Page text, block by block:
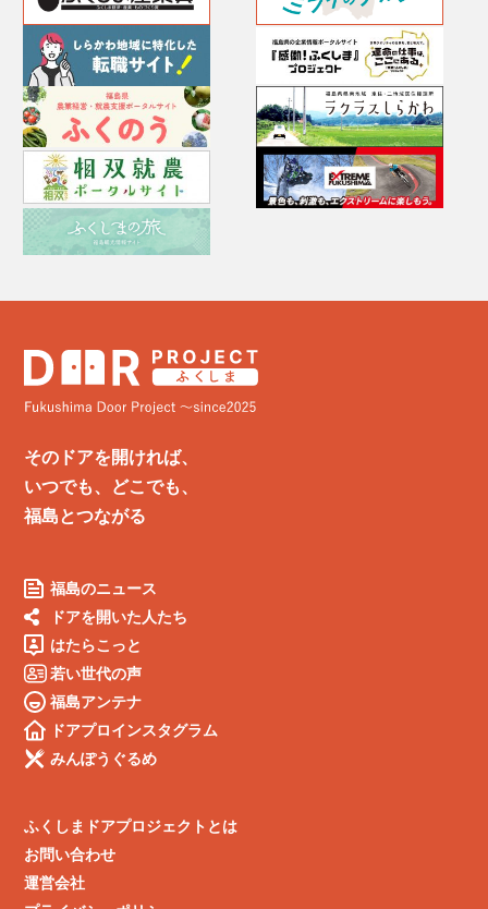
そのドアを開ければ、
いつでも、どこでも、
福島とつながる
福島のニュース
ドアを開いた人たち
はたらこっと
若い世代の声
福島アンテナ
ドアプロインスタグラム
みんぽうぐるめ
ふくしまドアプロジェクトとは
お問い合わせ
運営会社